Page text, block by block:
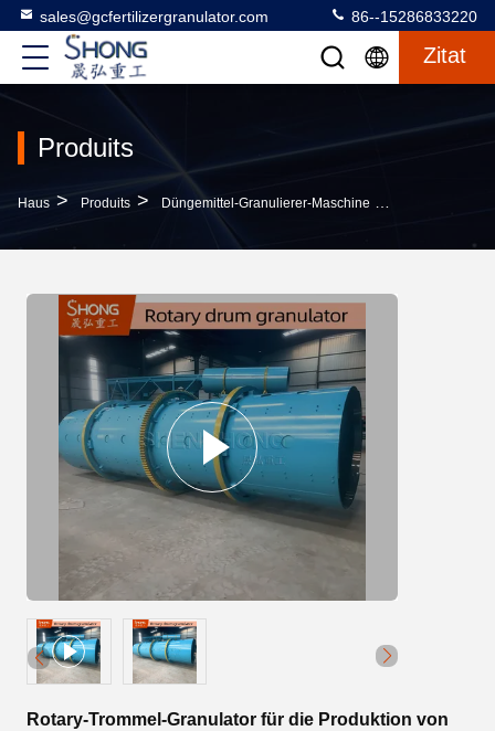
sales@gcfertilizergranulator.com 86--15286833220
Zitat
Produits
Haus > Produits > Düngemittel-Granulierer-Maschine >
Rotary-Trommel-Granulator für die Produktion von